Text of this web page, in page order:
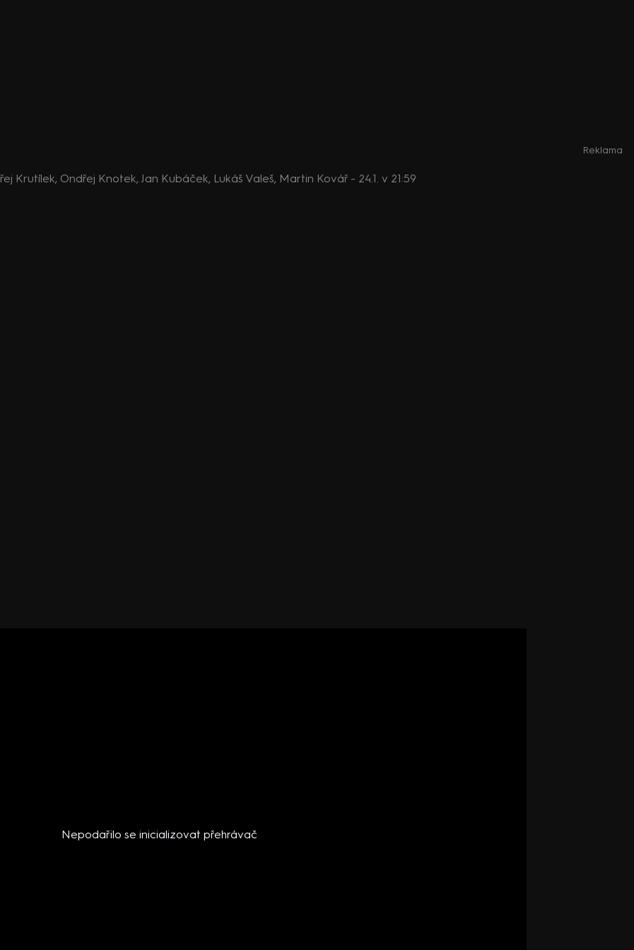
Reklama
Krutílek, Ondřej Knotek, Jan Kubáček, Lukáš Valeš, Martin Kovář - 24.1. v 21:59
Nepodařilo se inicializovat přehrávač